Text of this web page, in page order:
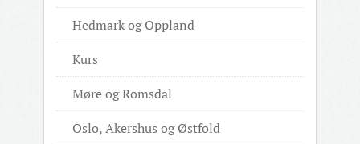
Hedmark og Oppland
Kurs
Møre og Romsdal
Oslo, Akershus og Østfold